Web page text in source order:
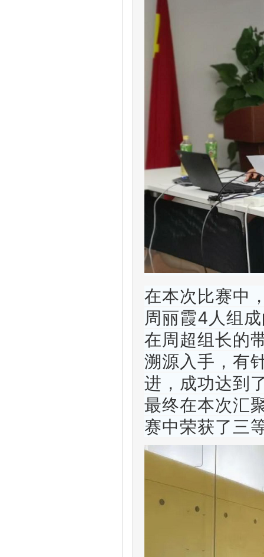
在本次比赛中
周丽霞4人组
在周超组长的
溯源入手，有
进，成功达到
最终在本次汇
赛中荣获了三